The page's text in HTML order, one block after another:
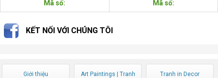
Mã số: Mã số:
KẾT NỐI VỚI CHÚNG TÔI
Giới thiệu Art Paintings | Tranh Tranh in Decor